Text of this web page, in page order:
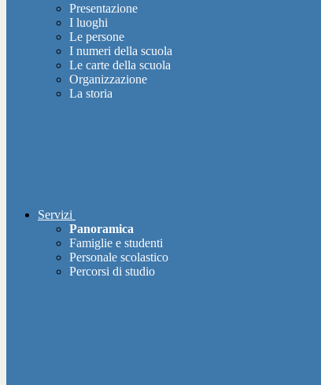
Presentazione
I luoghi
Le persone
I numeri della scuola
Le carte della scuola
Organizzazione
La storia
Servizi
Panoramica
Famiglie e studenti
Personale scolastico
Percorsi di studio